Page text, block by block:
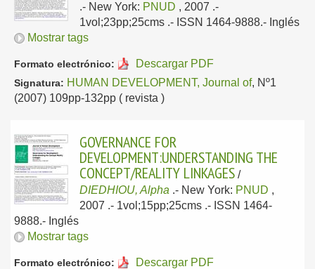
.- New York: PNUD , 2007 .-
1vol;23pp;25cms .- ISSN 1464-9888.- Inglés
Mostrar tags
Formato electrónico: Descargar PDF
Signatura: HUMAN DEVELOPMENT, Journal of, Nº1
(2007) 109pp-132pp ( revista )
GOVERNANCE FOR
DEVELOPMENT:UNDERSTANDING THE
CONCEPT/REALITY LINKAGES /
DIEDHIOU, Alpha .- New York: PNUD ,
2007 .- 1vol;15pp;25cms .- ISSN 1464-
9888.- Inglés
Mostrar tags
Formato electrónico: Descargar PDF